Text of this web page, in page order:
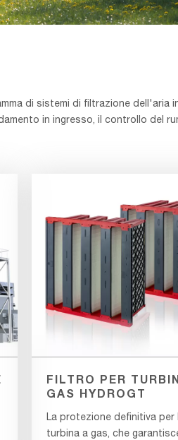
di sistemi di filtrazione dell'aria
in ingresso, il controllo del
FILTRO PER
GAS HYDROGT
La protezione definitiva per
turbina a gas, che